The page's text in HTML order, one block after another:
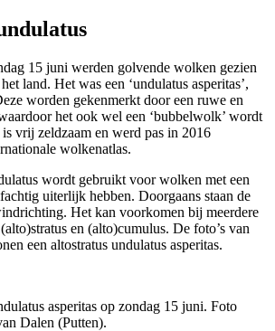
15 juni werden golvende wolken gezien
land. Het was een ‘undulatus asperitas’,
worden gekenmerkt door een ruwe en
het ook wel een ‘bubbelwolk’ wordt
vrij zeldzaam en werd pas in 2016
wolkenatlas.
wordt gebruikt voor wolken met een
uiterlijk hebben. Doorgaans staan de
Het kan voorkomen bij meerdere
en (alto)cumulus. De foto’s van
een altostratus undulatus asperitas.
asperitas op zondag 15 juni. Foto
Dalen (Putten).